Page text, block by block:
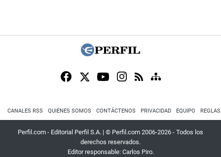
CANALES RSS QUIENES SOMOS CONTÁCTENOS PRIVACIDAD EQUIPO
Perfil.com - Editorial Perfil S.A. | © Perfil.com 2006-2026 - Todos los
derechos reservados.
Editor responsable: Carlos Piro.